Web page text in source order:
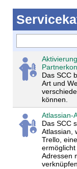
Das SCC
Art und
können.
Atlassian-
Das SCC
Atlassian,
Trello,
Adressen